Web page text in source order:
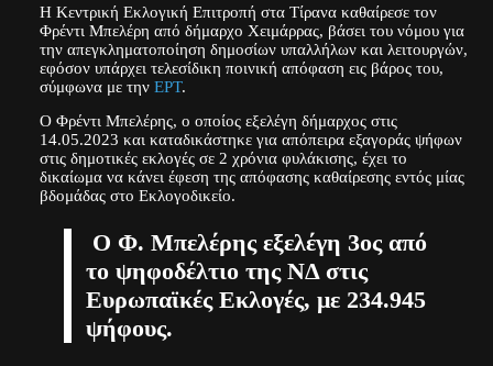
H Κεντρική Εκλογική Επιτροπή στα Τίρανα καθαίρεσε τον
Φρέντι Μπελέρη από δήμαρχο Χειμάρρας, βάσει του νόμου για
την απεγκληματοποίηση δημοσίων υπαλλήλων και λειτουργών,
εφόσον υπάρχει τελεσίδικη ποινική απόφαση εις βάρος του,
σύμφωνα με την ΕΡΤ.
Ο Φρέντι Μπελέρης, ο οποίος εξελέγη δήμαρχος στις
14.05.2023 και καταδικάστηκε για απόπειρα εξαγοράς ψήφων
στις δημοτικές εκλογές σε 2 χρόνια φυλάκισης, έχει το
δικαίωμα να κάνει έφεση της απόφασης καθαίρεσης εντός μίας
βδομάδας στο Εκλογοδικείο.
Ο Φ. Μπελέρης εξελέγη 3ος από
το ψηφοδέλτιο της ΝΔ στις
Ευρωπαϊκές Εκλογές, με 234.945
ψήφους.